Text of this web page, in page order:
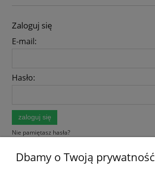
Zaloguj się
E-mail:
Hasło:
zaloguj się
Nie pamiętasz hasła?
Dbamy o Twoją prywatność